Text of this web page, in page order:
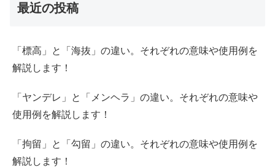
最近の投稿
「標高」と「海抜」の違い。それぞれの意味や使用例を
解説します！
「ヤンデレ」と「メンヘラ」の違い。それぞれの意味や
使用例を解説します！
「拘留」と「勾留」の違い。それぞれの意味や使用例を
解説します！